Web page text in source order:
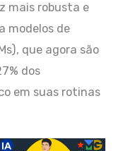
mais robusta e
modelos de
que agora são
dos
em suas rotinas